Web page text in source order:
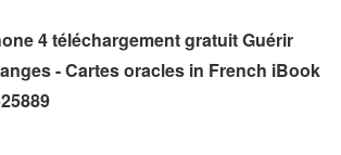
4 téléchargement gratuit Guérir
- Cartes oracles in French iBook